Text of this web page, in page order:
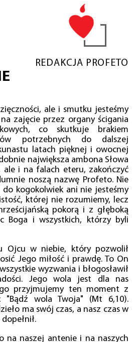
REDAKCJA PROFETO
ale i smutku jesteśmy
zajęcie przez organy ścigania
co skutkuje brakiem
potrzebnych do dalszej
latach pięknej i owocnej
największa ambona Słowa
ale i na falach eteru, zakończyć
noszą nazwę Profeto. Nie
kogokolwiek ani nie jesteśmy
której nie rozumiemy, lecz
pokorą i z głęboką
Boga i wszystkich, którzy byli
Ojcu w niebie, który pozwolił
Jego miłość i prawdę. To On
wyzwania i błogosławił
Jego wola jest dla nas
przyjmujemy ten moment z
"Bądź wola Twoja" (Mt 6,10).
ma swój czas, a nasz czas w
na naszej antenie i na naszych